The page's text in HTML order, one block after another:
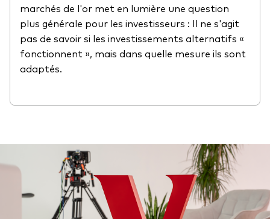
marchés de l'or met en lumière une question
plus générale pour les investisseurs : Il ne s'agit
pas de savoir si les investissements alternatifs «
fonctionnent », mais dans quelle mesure ils sont
adaptés.